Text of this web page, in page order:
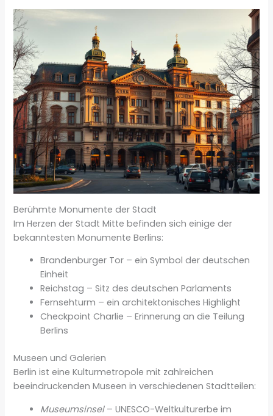
Berühmte Monumente der Stadt
Im Herzen der Stadt Mitte befinden sich einige der
bekanntesten Monumente Berlins:
Brandenburger Tor – ein Symbol der deutschen
Einheit
Reichstag – Sitz des deutschen Parlaments
Fernsehturm – ein architektonisches Highlight
Checkpoint Charlie – Erinnerung an die Teilung
Berlins
Museen und Galerien
Berlin ist eine Kulturmetropole mit zahlreichen
beeindruckenden Museen in verschiedenen Stadtteilen:
Museumsinsel– UNESCO-Weltkulturerbe im